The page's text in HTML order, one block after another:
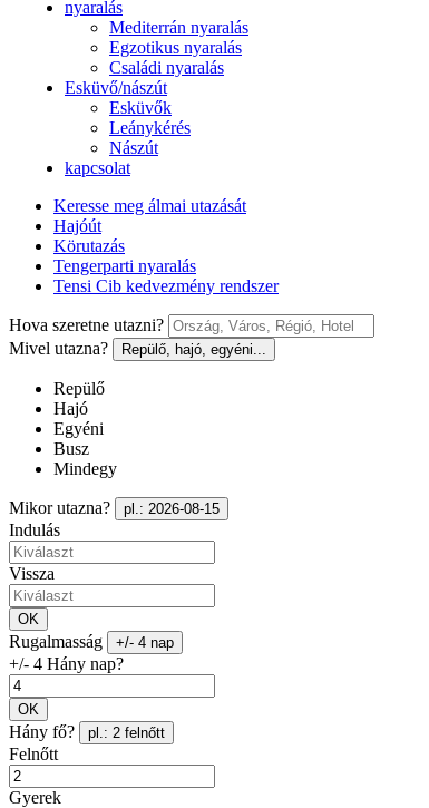
nyaralás
Mediterrán nyaralás
Egzotikus nyaralás
Családi nyaralás
Esküvő/nászút
Esküvők
Leánykérés
Nászút
kapcsolat
Keresse meg álmai utazását
Hajóút
Körutazás
Tengerparti nyaralás
Tensi Cib kedvezmény rendszer
Hova szeretne utazni?
Mivel utazna?
Repülő, hajó, egyéni...
Repülő
Hajó
Egyéni
Busz
Mindegy
Mikor utazna? pl.: 2026-08-15
Indulás
Vissza
OK
Rugalmasság +/- 4 nap
+/- 4 Hány nap?
OK
Hány fő? pl.: 2 felnőtt
Felnőtt
Gyerek